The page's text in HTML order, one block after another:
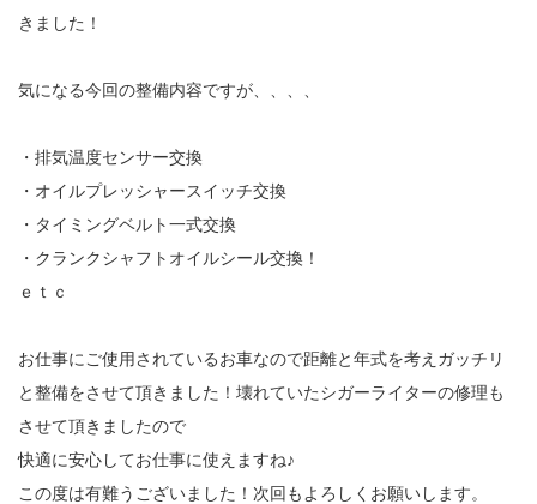
きました！
気になる今回の整備内容ですが、、、、
・排気温度センサー交換
・オイルプレッシャースイッチ交換
・タイミングベルト一式交換
・クランクシャフトオイルシール交換！
ｅｔｃ
お仕事にご使用されているお車なので距離と年式を考えガッチリ
と整備をさせて頂きました！壊れていたシガーライターの修理も
させて頂きましたので
快適に安心してお仕事に使えますね♪
この度は有難うございました！次回もよろしくお願いします。